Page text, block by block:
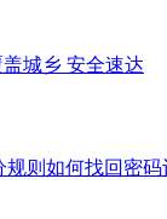
盖城乡 安全速达
规则 如何找回密码